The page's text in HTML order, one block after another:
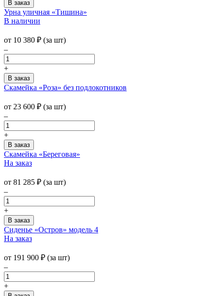
Урна уличная «Тишина»
В наличии
от 10 380 ₽ (за шт)
–
+
Скамейка «Роза» без подлокотников
от 23 600 ₽ (за шт)
–
+
Скамейка «Береговая»
На заказ
от 81 285 ₽ (за шт)
–
+
Сиденье «Остров» модель 4
На заказ
от 191 900 ₽ (за шт)
–
+